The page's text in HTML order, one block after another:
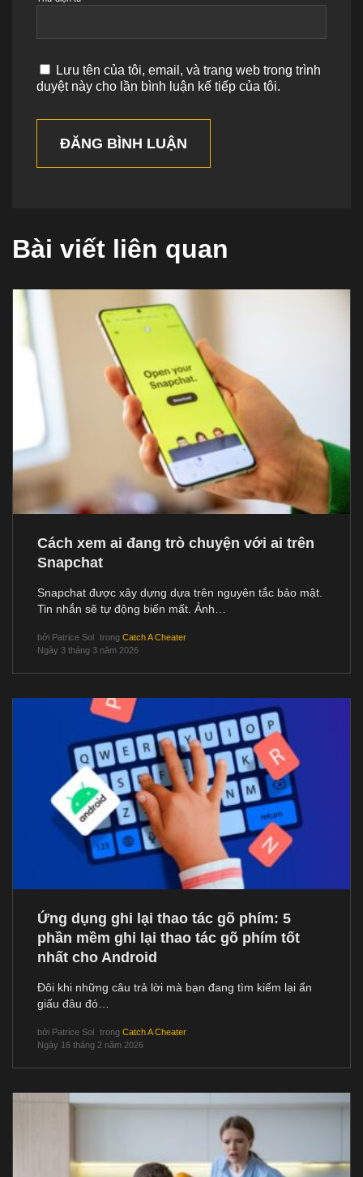
Lưu tên của tôi, email, và trang web trong trình
duyệt này cho lần bình luận kế tiếp của tôi.
ĐĂNG BÌNH LUẬN
Bài viết liên quan
Cách xem ai đang trò chuyện với ai trên
Snapchat
Snapchat được xây dựng dựa trên nguyên tắc bảo mật.
Tin nhắn sẽ tự động biến mất. Ảnh…
bởi Patrice Sol trong Catch A Cheater
Ngày 3 tháng 3 năm 2026
Ứng dụng ghi lại thao tác gõ phím: 5
phần mềm ghi lại thao tác gõ phím tốt
nhất cho Android
Đôi khi những câu trả lời mà bạn đang tìm kiếm lại ẩn
giấu đâu đó…
bởi Patrice Sol trong Catch A Cheater
Ngày 16 tháng 2 năm 2026